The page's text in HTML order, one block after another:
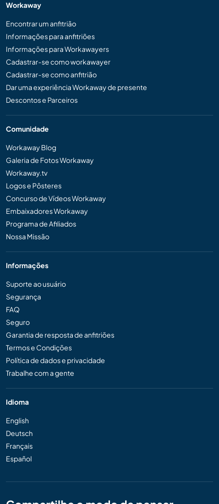
Workaway
Encontrar um anfitrião
Informações para anfitriões
Informações para Workawayers
Cadastrar-se como workawayer
Cadastrar-se como anfitrião
Dar uma experiência Workaway de presente
Descontos e Parceiros
Comunidade
Workaway Blog
Galeria de Fotos Workaway
Workaway.tv
Logos e Pôsteres
Concurso de Vídeos Workaway
Embaixadores Workaway
Programa de Afiliados
Nossa Missão
Informações
Suporte ao usuário
Segurança
FAQ
Seguro
Garantia de resposta de anfitriões
Termos e Condições
Política de dados e privacidade
Trabalhe com a gente
Idioma
English
Deutsch
Français
Español